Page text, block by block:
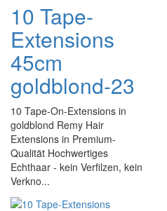
10 Tape-
Extensions
45cm
goldblond-23
10 Tape-On-Extensions in
goldblond Remy Hair
Extensions in Premium-
Qualität Hochwertiges
Echthaar - kein Verfilzen, kein
Verkno...